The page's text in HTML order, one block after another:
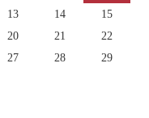
13 14
15
20 21
22
27 28
29